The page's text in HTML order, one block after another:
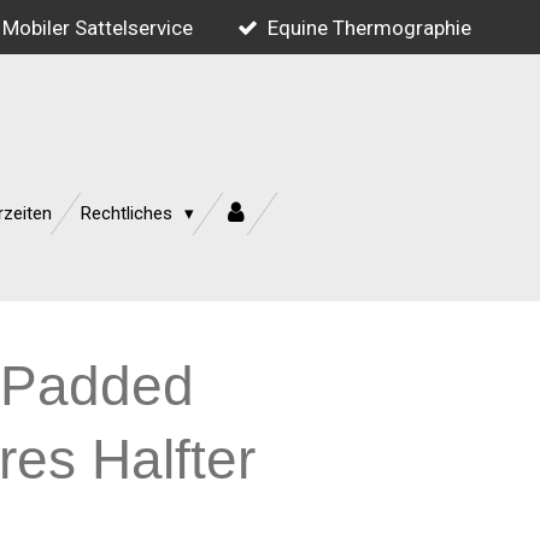
Mobiler Sattelservice Equine Thermographie
Rechtliches
Halfter